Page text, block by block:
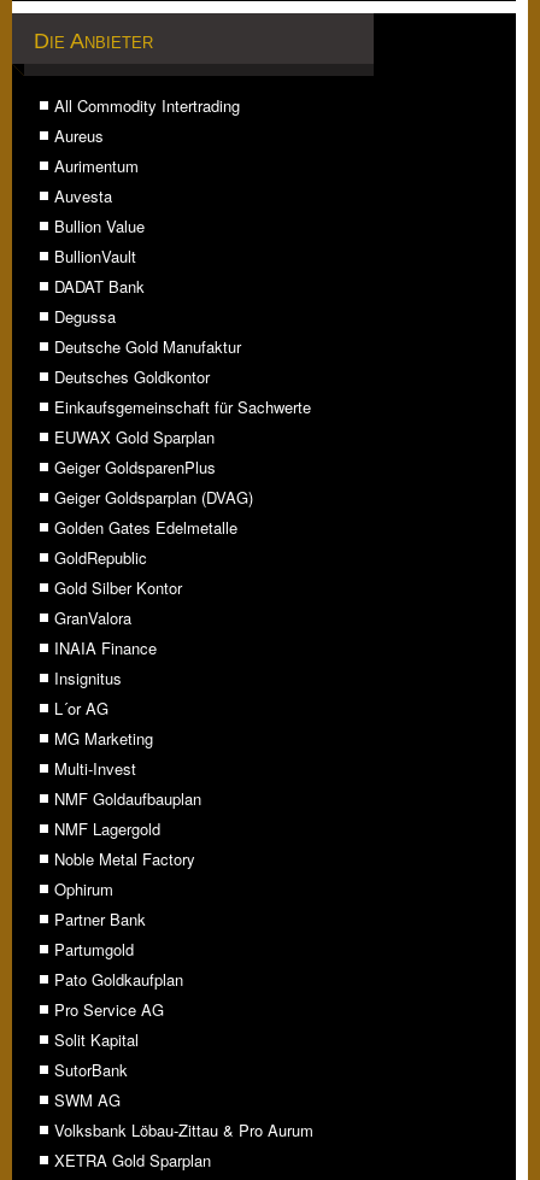
Die Anbieter
All Commodity Intertrading
Aureus
Aurimentum
Auvesta
Bullion Value
BullionVault
DADAT Bank
Degussa
Deutsche Gold Manufaktur
Deutsches Goldkontor
Einkaufsgemeinschaft für Sachwerte
EUWAX Gold Sparplan
Geiger GoldsparenPlus
Geiger Goldsparplan (DVAG)
Golden Gates Edelmetalle
GoldRepublic
Gold Silber Kontor
GranValora
INAIA Finance
Insignitus
L´or AG
MG Marketing
Multi-Invest
NMF Goldaufbauplan
NMF Lagergold
Noble Metal Factory
Ophirum
Partner Bank
Partumgold
Pato Goldkaufplan
Pro Service AG
Solit Kapital
SutorBank
SWM AG
Volksbank Löbau-Zittau & Pro Aurum
XETRA Gold Sparplan